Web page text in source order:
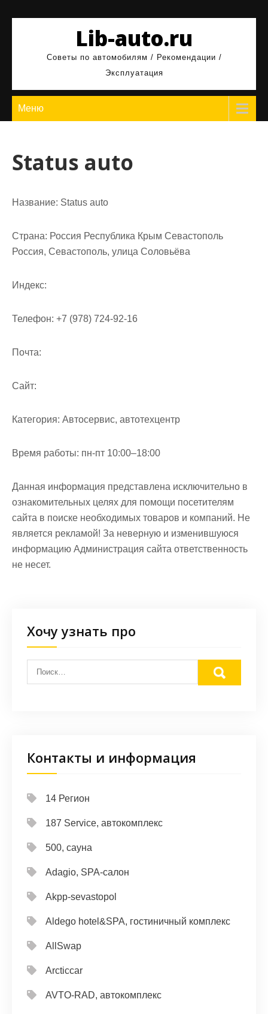
Lib-auto.ru
Советы по автомобилям / Рекомендации /
Эксплуатация
Меню
Status auto
Название: Status auto
Страна: Россия Республика Крым Севастополь
Россия, Севастополь, улица Соловьёва
Индекс:
Телефон: +7 (978) 724-92-16
Почта:
Cайт:
Категория: Автосервис, автотехцентр
Время работы: пн-пт 10:00–18:00
Данная информация представлена исключительно в
ознакомительных целях для помощи посетителям
сайта в поиске необходимых товаров и компаний. Не
является рекламой! За неверную и изменившуюся
информацию Администрация сайта ответственность
не несет.
Хочу узнать про
Контакты и информация
14 Регион
187 Service, автокомплекс
500, сауна
Adagio, SPA-салон
Akpp-sevastopol
Aldego hotel&SPA, гостиничный комплекс
AllSwap
Arcticcar
AVTO-RAD, автокомплекс